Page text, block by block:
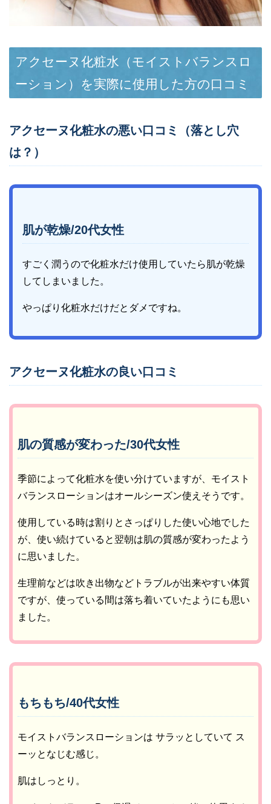
アクセーヌ化粧水（モイストバランスロ
ーション）を実際に使用した方の口コミ
アクセーヌ化粧水の悪い口コミ（落とし穴
は？）
肌が乾燥/20代女性
すごく潤うので化粧水だけ使用していたら肌が乾燥
してしまいました。
やっぱり化粧水だけだとダメですね。
アクセーヌ化粧水の良い口コミ
肌の質感が変わった/30代女性
季節によって化粧水を使い分けていますが、モイスト
バランスローションはオールシーズン使えそうです。
使用している時は割りとさっぱりした使い心地でした
が、使い続けていると翌朝は肌の質感が変わったよう
に思いました。
生理前などは吹き出物などトラブルが出来やすい体質
ですが、使っている間は落ち着いていたようにも思い
ました。
もちもち/40代女性
モイストバランスローションは サラッとしていて ス
ーッとなじむ感じ。
肌はしっとり。